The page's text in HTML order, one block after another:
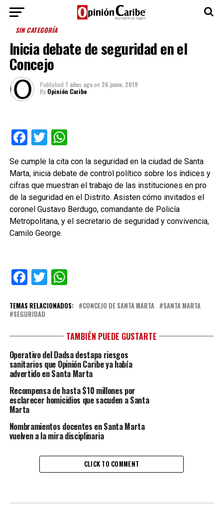
SIN CATEGORÍA
Inicia debate de seguridad en el
Concejo
Published 7 años agoon 26 junio, 2019
By Opinión Caribe
Facebook
TwitterWhatsApp
Se cumple la cita con la seguridad en la ciudad de Santa
Marta, inicia debate de control político sobre los índices y
cifras que muestran el trabajo de las instituciones en pro
de la seguridad en el Distrito. Asisten cómo invitados el
coronel Gustavo Berdugo, comandante de Policía
Metropolitana, y el secretario de seguridad y convivencia,
Camilo George.
Facebook
TwitterWhatsApp
TEMAS RELACIONADOS: CONCEJO DE SANTA MARTA
SANTA MARTA
SEGURIDAD
TAMBIÉN PUEDE GUSTARTE
Operativo del Dadsa destapa riesgos
sanitarios que Opinión Caribe ya había
advertido en Santa Marta
Recompensa de hasta $10 millones por
esclarecer homicidios que sacuden a Santa
Marta
Nombramientos docentes en Santa Marta
vuelven a la mira disciplinaria
CLICK TO COMMENT